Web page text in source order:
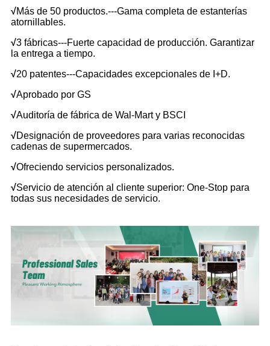
√Más de 50 productos.---Gama completa de estanterías
atornillables.
√3 fábricas---Fuerte capacidad de producción. Garantizar
la entrega a tiempo.
√20 patentes---Capacidades excepcionales de I+D.
√Aprobado por GS
√Auditoría de fábrica de Wal-Mart y BSCI
√Designación de proveedores para varias reconocidas
cadenas de supermercados.
√Ofreciendo servicios personalizados.
√Servicio de atención al cliente superior: One-Stop para
todas sus necesidades de servicio.